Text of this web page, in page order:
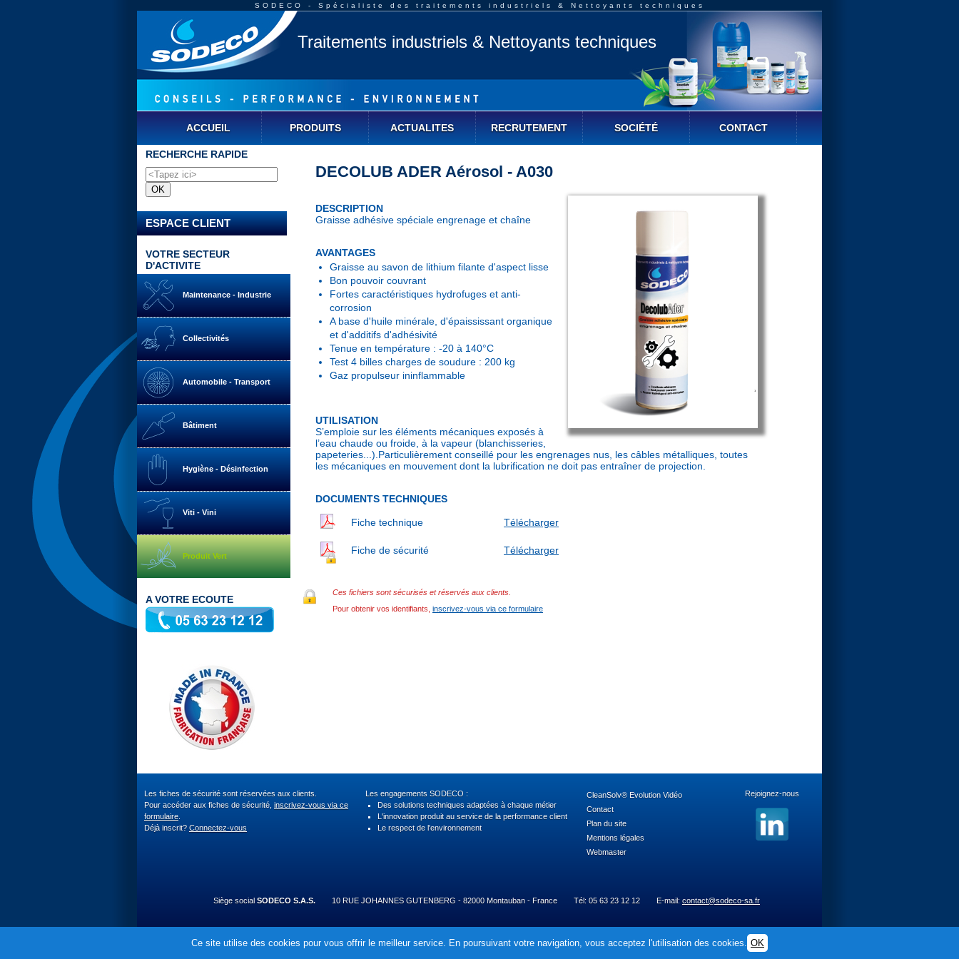
SODECO - Spécialiste des traitements industriels & Nettoyants techniques
Traitements industriels & Nettoyants techniques
ACCUEIL PRODUITS ACTUALITES RECRUTEMENT SOCIÉTÉ CONTACT
RECHERCHE RAPIDE
ESPACE CLIENT
VOTRE SECTEUR
D'ACTIVITE
Maintenance - Industrie
Collectivités
Automobile - Transport
Bâtiment
Hygiène - Désinfection
Viti - Vini
Produit Vert
A VOTRE ECOUTE
DECOLUB ADER Aérosol - A030
DESCRIPTION
Graisse adhésive spéciale engrenage et chaîne
AVANTAGES
Graisse au savon de lithium filante d'aspect lisse
Bon pouvoir couvrant
Fortes caractéristiques hydrofuges et anti-
corrosion
A base d'huile minérale, d'épaississant organique
et d'additifs d'adhésivité
Tenue en température : -20 à 140°C
Test 4 billes charges de soudure : 200 kg
Gaz propulseur ininflammable
UTILISATION
S’emploie sur les éléments mécaniques exposés à
l’eau chaude ou froide, à la vapeur (blanchisseries,
papeteries...).Particulièrement conseillé pour les engrenages nus, les câbles métalliques, toutes
les mécaniques en mouvement dont la lubrification ne doit pas entraîner de projection.
DOCUMENTS TECHNIQUES
Fiche technique Télécharger
Fiche de sécurité Télécharger
Ces fichiers sont sécurisés et réservés aux clients.
Pour obtenir vos identifiants, inscrivez-vous via ce formulaire
Les fiches de sécurité sont réservées aux clients.
Pour accéder aux fiches de sécurité, inscrivez-vous via ce
formulaire
Déjà inscrit? Connectez-vous
Les engagements SODECO :
Des solutions techniques adaptées à chaque métier
L'innovation produit au service de la performance client
Le respect de l'environnement
CleanSolv® Evolution Vidéo
Contact
Plan du site
Mentions légales
Webmaster
Rejoignez-nous
Siège social SODECO S.A.S. 10 RUE JOHANNES GUTENBERG - 82000 Montauban - France Tél: 05 63 23 12 12 E-mail: contact@sodeco-sa.fr
Ce site utilise des cookies pour vous offrir le meilleur service. En poursuivant votre navigation, vous acceptez l'utilisation des cookies. OK